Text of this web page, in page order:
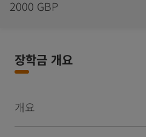
2000 GBP
장학금 개요
개요